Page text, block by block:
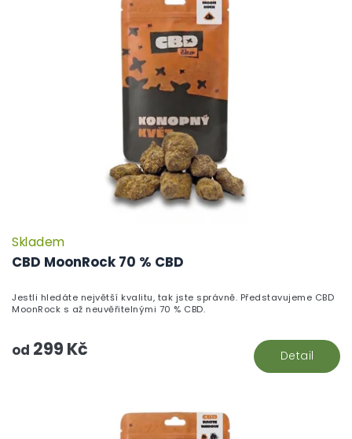
CBD MoonRock 70 % CBD
Skladem
od 299 Kč Detail
Jestli hledáte největší kvalitu, tak jste správně. Představujeme CBD
MoonRock s až neuvěřitelnými 70 % CBD.